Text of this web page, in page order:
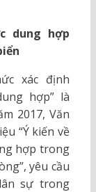
dung hợp
xác định
hợp” là
2017, Văn
“Ý kiến về
hợp trong
yêu cầu
sự trong